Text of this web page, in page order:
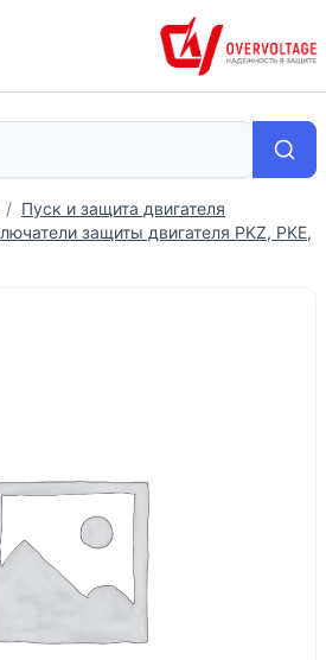
Пуск и защита двигателя
защиты двигателя PKZ, PKE,